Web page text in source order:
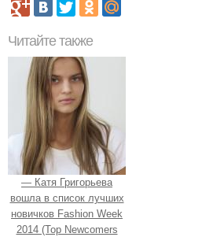
Читайте также
— Катя Григорьева
вошла в список лучших
новичков Fashion Week
2014 (Top Newcomers